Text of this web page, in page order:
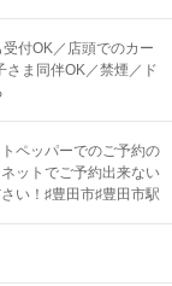
付OK／店頭でのカー
さま同伴OK／禁煙／ド
ペッパーでのご予約の
ットでご予約出来ない
い！♯豊田市♯豊田市駅